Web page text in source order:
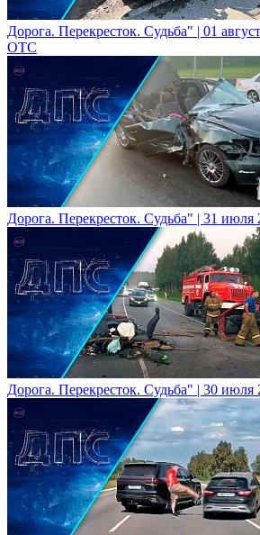
Дорога. Перекресток. Судьба" | 01
ОТС
Дорога. Перекресток. Судьба" | 31
Дорога. Перекресток. Судьба" | 30